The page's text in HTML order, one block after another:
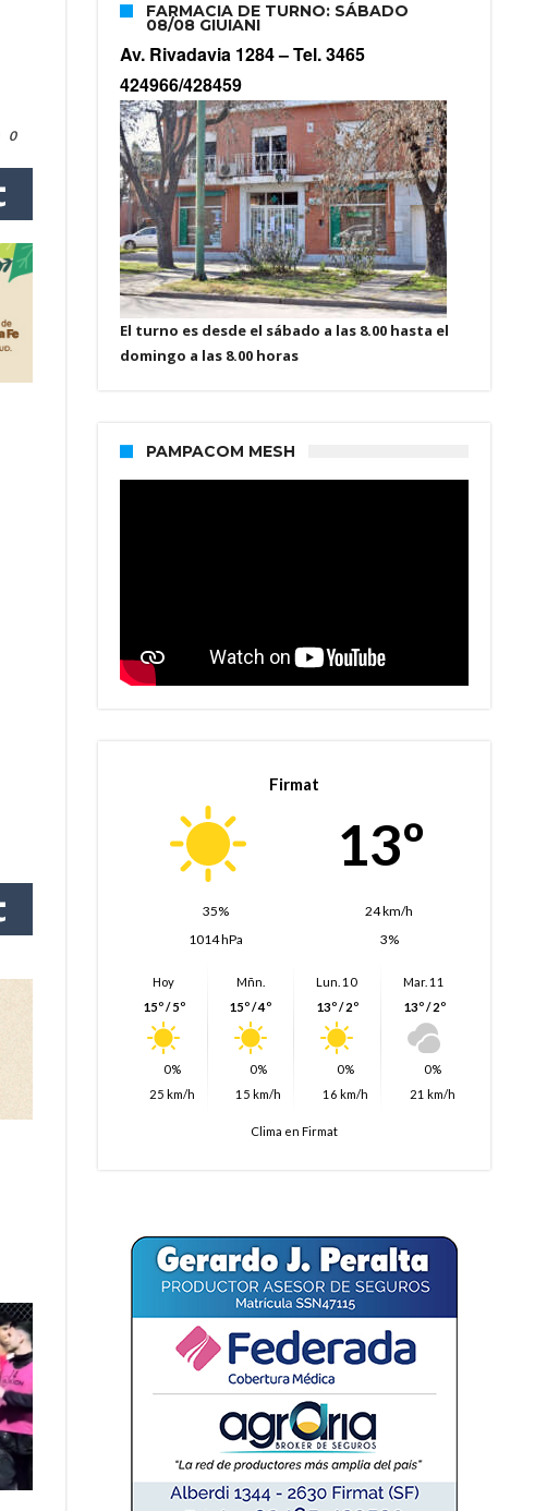
hizo posible su nacimiento
0
FARMACIA DE TURNO: SÁBADO
08/08 GIUIANI
Av. Rivadavia 1284 –Tel. 3465
424966/428459
El turno es desde el sábado a las 8.00 hasta el
domingo a las 8.00 horas
PAMPACOM MESH
Firmat
13º
35%
24 km/h
1014 hPa
3%
Hoy
15º / 5º
0%
25 km/h
Mñn.
15º / 4º
0%
15 km/h
Lun. 10
13º / 2º
0%
16 km/h
Mar. 11
13º / 2º
0%
21 km/h
Clima en Firmat